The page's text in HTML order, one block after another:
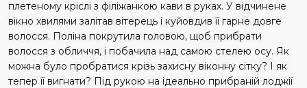
плетеному кріслі з філіжанкою кави в руках. У відчинене
вікно хвилями залітав вітерець і куйовдив її гарне довге
волосся. Поліна покрутила головою, щоб прибрати
волосся з обличчя, і побачила над самою стелею осу. Як
можна було пробратися крізь захисну віконну сітку? І як
тепер її вигнати? Під рукою на ідеально прибраній лоджії